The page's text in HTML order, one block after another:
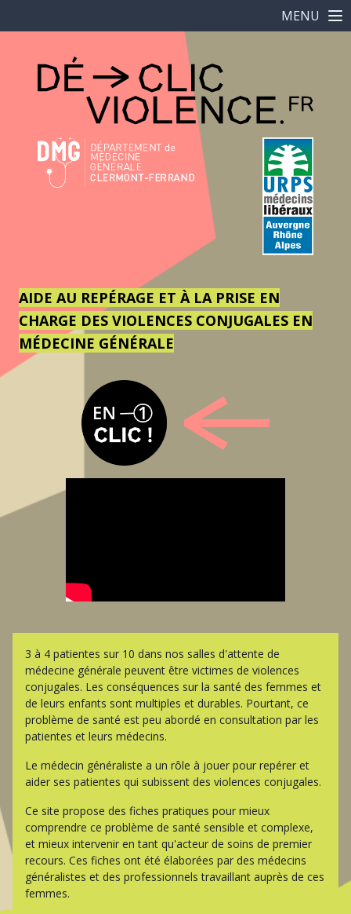
MENU
AIDE AU REPÉRAGE ET À LA PRISE EN
CHARGE DES VIOLENCES CONJUGALES EN
MÉDECINE GÉNÉRALE
3 à 4 patientes sur 10 dans nos salles d'attente de
médecine générale peuvent être victimes de violences
conjugales. Les conséquences sur la santé des femmes et
de leurs enfants sont multiples et durables. Pourtant, ce
problème de santé est peu abordé en consultation par les
patientes et leurs médecins.
Le médecin généraliste a un rôle à jouer pour repérer et
aider ses patientes qui subissent des violences conjugales.
Ce site propose des fiches pratiques pour mieux
comprendre ce problème de santé sensible et complexe,
et mieux intervenir en tant qu'acteur de soins de premier
recours. Ces fiches ont été élaborées par des médecins
généralistes et des professionnels travaillant auprès de ces
femmes.